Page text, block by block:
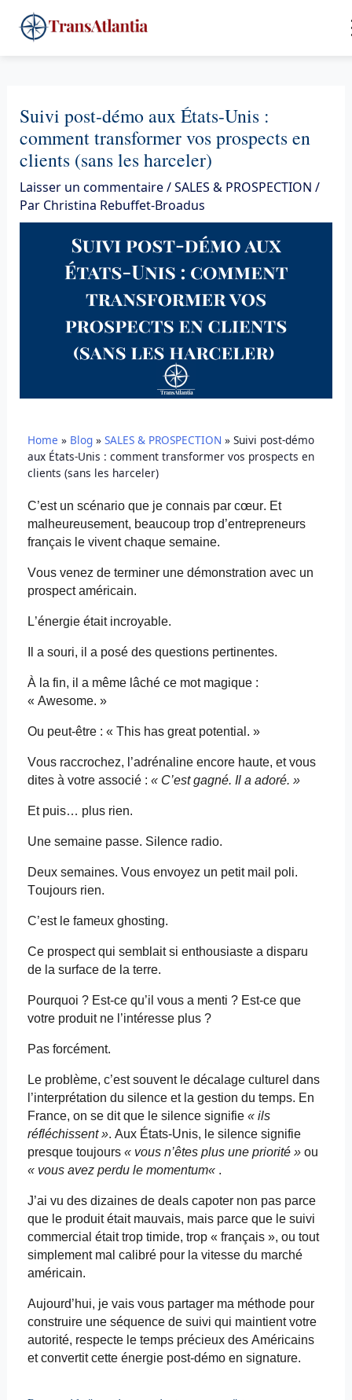
au
contenu
Suivi post-démo aux États-Unis :
comment transformer vos prospects en
clients (sans les harceler)
Laisser un commentaire/SALES & PROSPECTION /
Par Christina Rebuffet-Broadus
Home » Blog» SALES & PROSPECTION » Suivi post-démo
aux États-Unis : comment transformer vos prospects en
clients (sans les harceler)
C’est un scénario que je connais par cœur. Et
malheureusement, beaucoup trop d’entrepreneurs
français le vivent chaque semaine.
Vous venez de terminer une démonstration avec un
prospect américain.
L’énergie était incroyable.
Il a souri, il a posé des questions pertinentes.
À la fin, il a même lâché ce mot magique :
« Awesome. »
Ou peut-être : « This has great potential . »
Vous raccrochez, l’adrénaline encore haute, et vous
dites à votre associé : « C’est gagné. Il a adoré. »
Et puis… plus rien.
Une semaine passe. Silence radio.
Deux semaines. Vous envoyez un petit mail poli.
Toujours rien.
C’est le fameux ghosting.
Ce prospect qui semblait si enthousiaste a disparu
de la surface de la terre.
Pourquoi ? Est-ce qu’il vous a menti ? Est-ce que
votre produit ne l’intéresse plus ?
Pas forcément.
Le problème, c’est souvent le décalage culturel dans
l’interprétation du silence et la gestion du temps. En
France, on se dit que le silence signifie « ils
réfléchissent ». Aux États-Unis, le silence signifie
presque toujours « vous n’êtes plus une priorité »ou
« vous avez perdu le momentum« .
J’ai vu des dizaines de deals capoter non pas parce
que le produit était mauvais, mais parce que le suivi
commercial était trop timide, trop « français », ou tout
simplement mal calibré pour la vitesse du marché
américain.
Aujourd’hui, je vais vous partager ma méthode pour
construire une séquence de suivi qui maintient votre
autorité, respecte le temps précieux des Américains
et convertit cette énergie post-démo en signature.